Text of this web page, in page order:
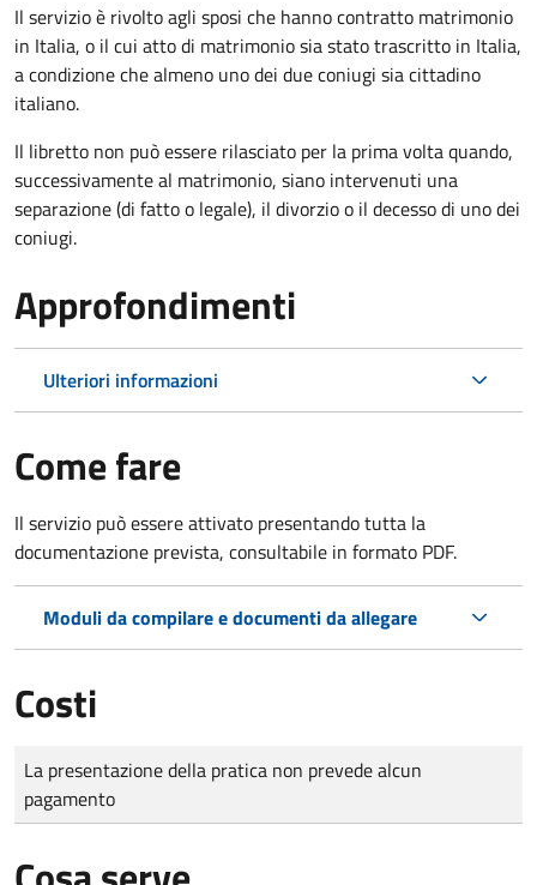
Il servizio è rivolto agli sposi che hanno contratto matrimonio
in Italia, o il cui atto di matrimonio sia stato trascritto in Italia,
a condizione che almeno uno dei due coniugi sia cittadino
italiano.
Il libretto non può essere rilasciato per la prima volta quando,
successivamente al matrimonio, siano intervenuti una
separazione (di fatto o legale), il divorzio o il decesso di uno dei
coniugi.
Approfondimenti
Ulteriori informazioni
Come fare
Il servizio può essere attivato presentando tutta la
documentazione prevista, consultabile in formato PDF.
Moduli da compilare e documenti da allegare
Costi
Tipo di pagamento
Importo
La presentazione della pratica non prevede alcun
pagamento